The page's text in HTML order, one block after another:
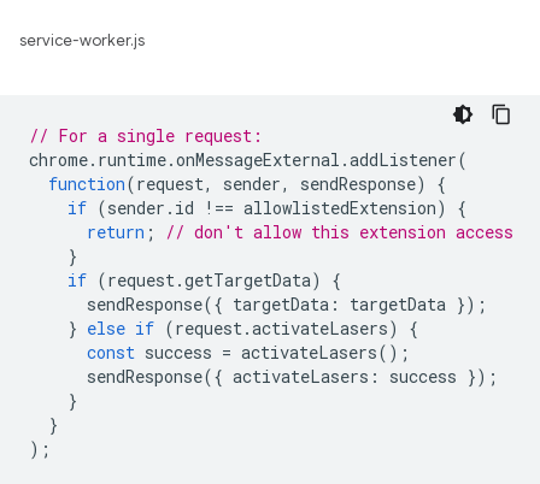
service-worker.js
// For a single request:
chrome. runtime.onMessageExternal .addListener(
function(request, sender, sendResponse)
{
if (sender . id !== allowlistedExtension)
{
return ;
// don't allow this extension access
}
if (request.getTargetData)
{
sendResponse({ targetData : targetData });
} else if (request.activateLasers)
{
const success = activateLasers();
sendResponse({ activateLasers : success });
}
}
);